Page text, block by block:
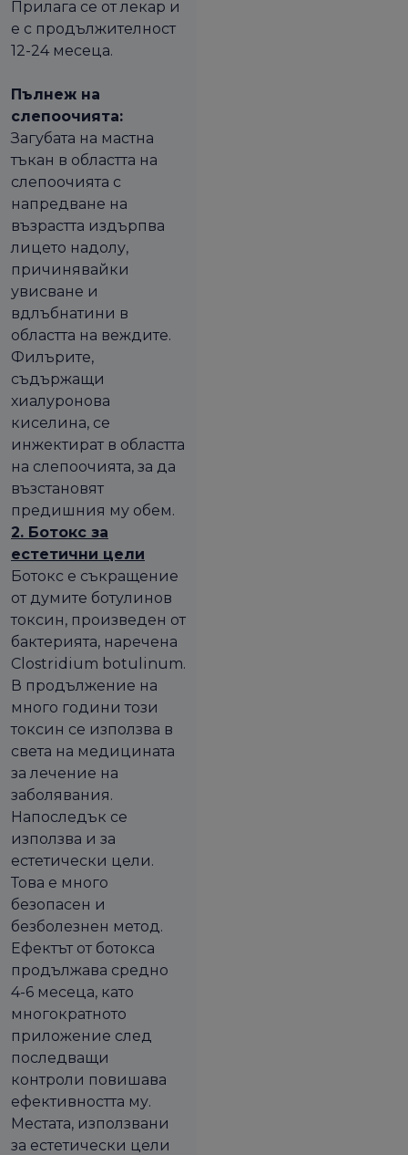
Прилага се от лекар и
е с продължителност
12-24 месеца.
Пълнеж на
слепоочията:
Загубата на мастна
тъкан в областта на
слепоочията с
напредване на
възрастта издърпва
лицето надолу,
причинявайки
увисване и
вдлъбнатини в
областта на веждите.
Филърите,
съдържащи
хиалуронова
киселина, се
инжектират в областта
на слепоочията, за да
възстановят
предишния му обем.
2. Ботокс за
естетични цели
Ботокс е съкращение
от думите ботулинов
токсин, произведен от
бактерията, наречена
Clostridium botulinum.
В продължение на
много години този
токсин се използва в
света на медицината
за лечение на
заболявания.
Напоследък се
използва и за
естетически цели.
Това е много
безопасен и
безболезнен метод.
Ефектът от ботокса
продължава средно
4-6 месеца, като
многократното
приложение след
последващи
контроли повишава
ефективността му.
Местата, използвани
за естетически цели